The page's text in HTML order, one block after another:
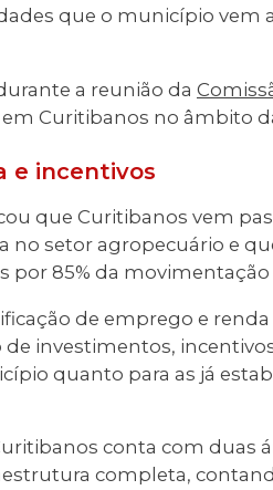
que o município vem
a reunião da
em Curitibanos no âmbito
e incentivos
que Curitibanos vem
no setor agropecuário e
por 85% da
de emprego e
investimentos,
quanto para as já
conta com duas
completa,